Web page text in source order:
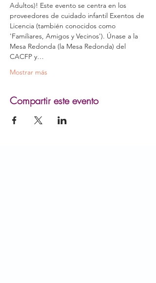
Adultos)! Este evento se centra en los
proveedores de cuidado infantil Exentos de
Licencia (también conocidos como
'Familiares, Amigos y Vecinos'). Únase a la
Mesa Redonda (la Mesa Redonda) del
CACFP y…
Mostrar más
Compartir este evento